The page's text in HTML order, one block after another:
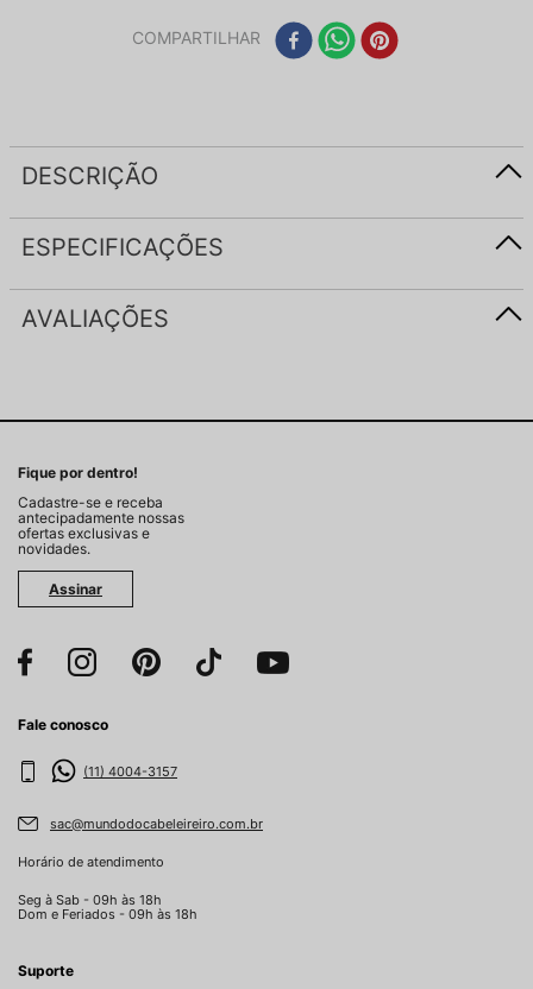
COMPARTILHAR
DESCRIÇÃO
ESPECIFICAÇÕES
AVALIAÇÕES
Fique por dentro!
Cadastre-se e receba
antecipadamente nossas
ofertas exclusivas e
novidades.
Assinar
Fale conosco
(11) 4004-3157
sac@mundodocabeleireiro.com.br
Horário de atendimento
Seg à Sab - 09h às 18h
Dom e Feriados - 09h às 18h
Suporte